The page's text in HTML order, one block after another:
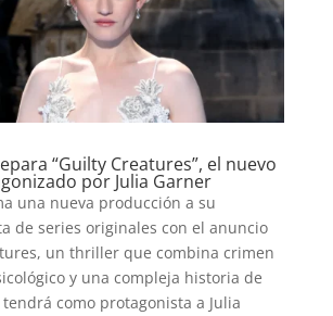
“Guilty Creatures”, el nuevo
por Julia Garner
una nueva producción a su
de series originales con el anuncio
un thriller que combina crimen
y una compleja historia de
como protagonista a Julia